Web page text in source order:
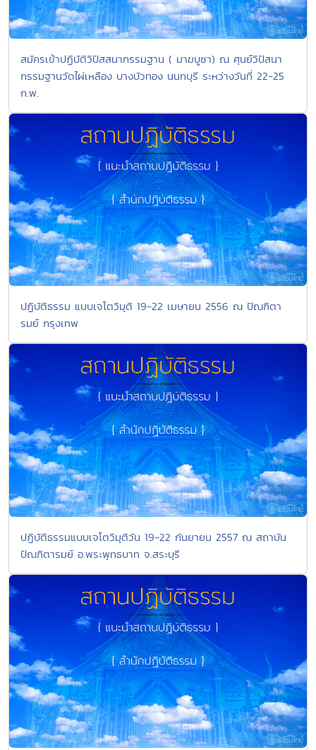
สมัครเข้าปฏิบัติวิปัสสนากรรมฐาน ( มาฆบูชา) ณ ศุนย์วิปัสนา
กรรมฐานวัดไผ่เหลือง บางบัวทอง นนทบุรี ระหว่างวันที่ 22-25
ก.พ.
ปฏิบัติธรรม แบบเจโตวิมุติ 19-22 เมษายน 2556 ณ ปัณฑิตา
รมย์ กรุงเทพ
ปฏิบัติธรรมแบบเจโตวิมุติวัน 19-22 กันยายน 2557 ณ สถาบัน
ปัณฑิตารมย์ อ.พระพุทธบาท จ.สระบุรี